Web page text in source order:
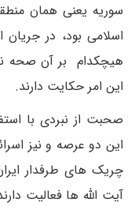
سوریه یعنی همان
اسلامی بود، در
هیچکدام بر آن صحه
این امر حکایت دارند.
صحبت از نبردی با
این دو عرصه و نیز
چریک های طرفدار
آیت الله ها فعالیت